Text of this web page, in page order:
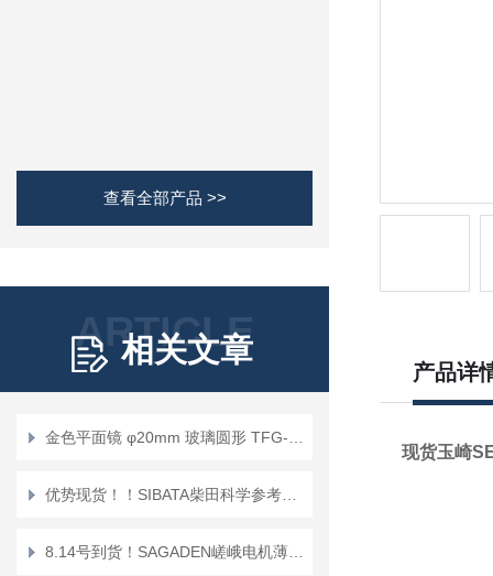
查看全部产品 >>
ARTICLE
相关文章
产品详
现货玉崎